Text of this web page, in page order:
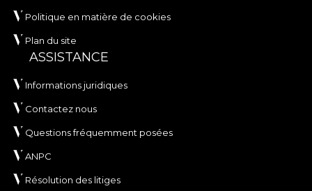
Politique en matière de cookies
Plan du site
ASSISTANCE
Informations juridiques
Contactez nous
Questions fréquemment posées
ANPC
Résolution des litiges